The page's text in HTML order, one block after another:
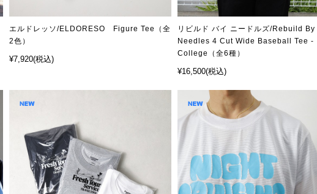
エルドレッソ/ELDORESO Figure Tee（全
2色）
¥7,920(税込)
リビルド バイ ニードルズ/Rebuild By
Needles 4 Cut Wide Baseball Tee -
College（全6種）
¥16,500(税込)